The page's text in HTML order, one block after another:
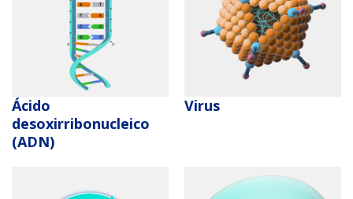
Ácido
desoxirribonucleico
(ADN)
Virus